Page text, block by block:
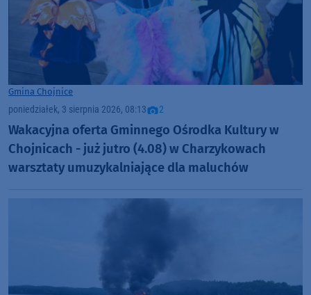
Gmina Chojnice
poniedziałek, 3 sierpnia 2026, 08:13 2
Wakacyjna oferta Gminnego Ośrodka Kultury w
Chojnicach - już jutro (4.08) w Charzykowach
warsztaty umuzykalniające dla maluchów